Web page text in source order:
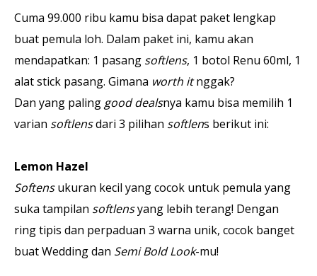
Cuma 99.000 ribu kamu bisa dapat paket lengkap
buat pemula loh. Dalam paket ini, kamu akan
mendapatkan: 1 pasang softlens, 1 botol Renu 60ml, 1
alat stick pasang. Gimana worth itnggak?
Dan yang paling good dealsnya kamu bisa memilih 1
varian softlensdari 3 pilihan softlens berikut ini:
Lemon Hazel
Softensukuran kecil yang cocok untuk pemula yang
suka tampilan softlensyang lebih terang! Dengan
ring tipis dan perpaduan 3 warna unik, cocok banget
buat Wedding dan Semi Bold Look-mu!